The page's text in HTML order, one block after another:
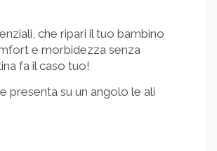
che ripari il tuo bambino
e morbidezza senza
fa il caso tuo!
su un angolo le ali